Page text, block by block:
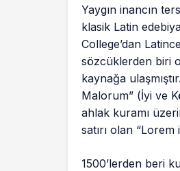
Yaygın inancın
klasik Latin
College’dan
sözcüklerden biri
kaynağa
Malorum” (İyi ve
ahlak kuramı
satırı olan
1500’lerden beri